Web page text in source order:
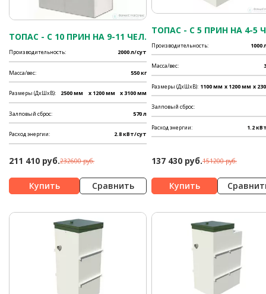
ТОПАС - C 10 ПРИН НА 9-11 ЧЕЛ.
Производительность: 2000 л/сут
Масса/вес: 550 кг
Размеры (ДхШхВ): 2500 мм x 1200 мм x 3100 мм
Залповый сброс: 570 л
Расход энергии: 2.8 кВт/сут
211 410 руб.232600 руб.
Сравнить
ТОПАС - C 5 ПРИН НА 4-5
Производительность: 1000
Масса/вес:
Размеры (ДхШхВ): 1100 мм x 1200 мм x
Залповый сброс:
Расход энергии: 1.2
137 430 руб.151200 руб.